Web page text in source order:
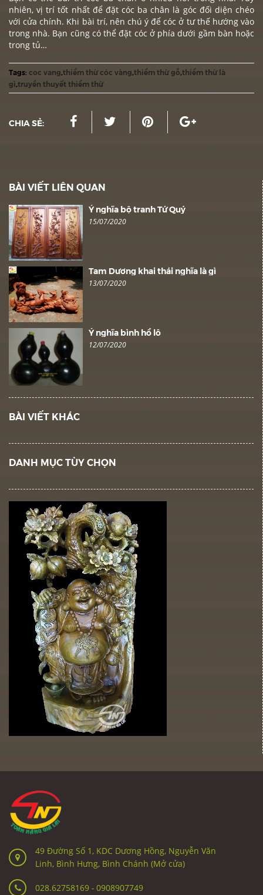
nhiên, vị trí tốt nhất để đặt cóc ba chân là góc đối diện chéo
với cửa chính. Khi bài trí, nên chú ý để cóc ở tư thế hướng vào
trong nhà. Bạn cũng có thể đặt cóc ở phía dưới gầm bàn hoặc
trong tủ…
Tags: coc vang,thiềm thừ cóc vàng,thiềm thừ gỗ,thiềm thừ là
gì,truyền thuyết thiềm thừ
CHIA SẺ:
BÀI VIẾT LIÊN QUAN
Ý nghĩa bộ tranh Tứ Quý
15/07/2020
Tam Dương khai thái nghĩa là gì
13/07/2020
Ý nghĩa bình hồ lô
12/07/2020
BÀI VIẾT KHÁC
DANH MỤC TÙY CHỌN
49 Đường Số 1, KDC Dương Hồng, Nguyễn Văn
Linh, Bình Hưng, Bình Chánh (Mở cửa)
028.62758169 - 0908907749